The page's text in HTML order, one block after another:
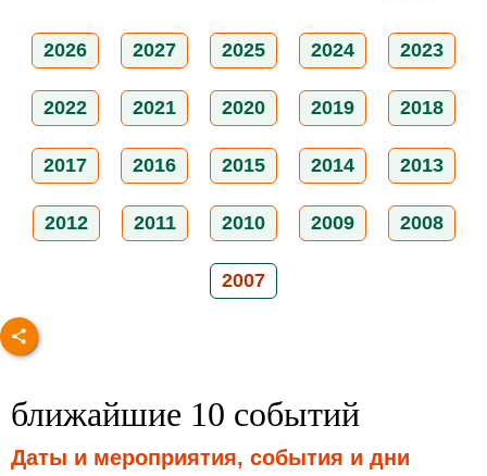
2026 2027 2025 2024 2023
2022 2021 2020 2019 2018
2017 2016 2015 2014 2013
2012 2011 2010 2009 2008
2007
ближайшие 10 событий
Даты и мероприятия, события и дни